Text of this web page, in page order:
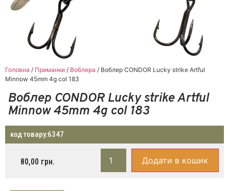
Головна / Приманки / Воблера / Воблер CONDOR Lucky strike Artful
Minnow 45mm 4g col 183
Воблер CONDOR Lucky strike Artful
Minnow 45mm 4g col 183
код товару:6347
80,00 грн. Додати в кошик